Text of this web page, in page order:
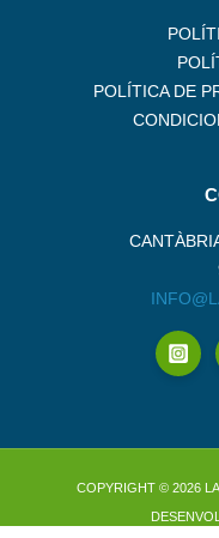
POLÍTICA DE
COPYRIGHT © 2026